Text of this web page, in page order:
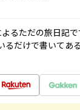
るただの旅日記
るだけで書いてあ